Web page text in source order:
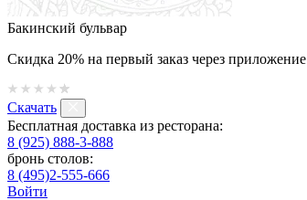
Бакинский бульвар
Скидка 20% на первый заказ через приложение
Скачать
Бесплатная доставка из ресторана:
8 (925) 888-3-888
бронь столов:
8 (495)2-555-666
Войти